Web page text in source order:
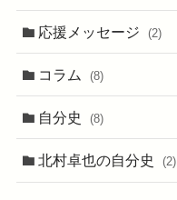
応援メッセージ (2)
コラム (8)
自分史 (8)
北村卓也の自分史 (2)